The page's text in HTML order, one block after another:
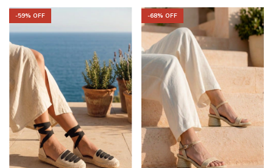
-59% OFF -68% OFF